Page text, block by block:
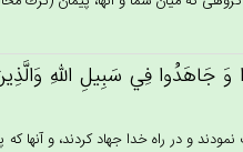
وَ جَاهَدُوا فِي‌ سَبِيل‌ِ الله‌ِ
و در راه خدا جهاد كردند، و آنها